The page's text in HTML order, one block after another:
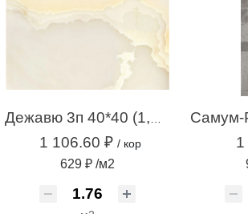
Дежавю 3п 40*40 (1,76м.кв.)
1 106.60 ₽ / кор
629 ₽ /м2